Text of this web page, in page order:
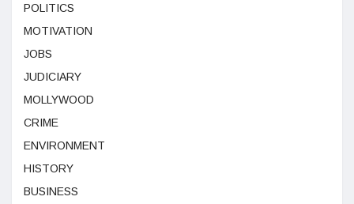
POLITICS
MOTIVATION
JOBS
JUDICIARY
MOLLYWOOD
CRIME
ENVIRONMENT
HISTORY
BUSINESS